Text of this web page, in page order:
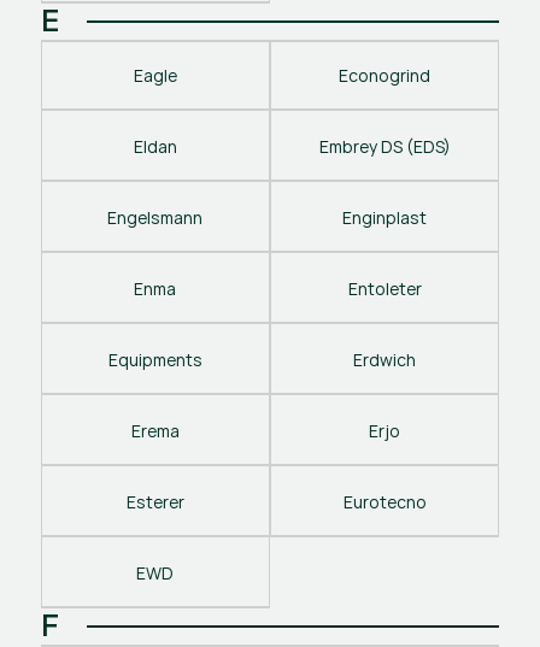
E
Eagle Econogrind
Eldan Embrey DS (EDS)
Engelsmann Enginplast
Enma Entoleter
Equipments Erdwich
Erema Erjo
Esterer Eurotecno
EWD
F